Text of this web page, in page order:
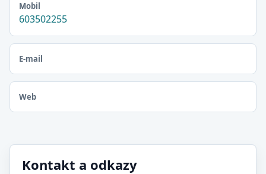
Mobil
603502255
E-mail
Web
Kontakt a odkazy